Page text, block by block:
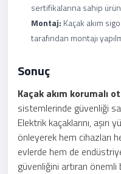
sertifikalarına sahip
Montaj: Kaçak akım
tarafından montajı
Sonuç
Kaçak akım korumalı
sistemlerinde güvenliği
Elektrik kaçaklarını, aşırı
önleyerek hem cihazları
evlerde hem de
güvenliğini artıran önemli